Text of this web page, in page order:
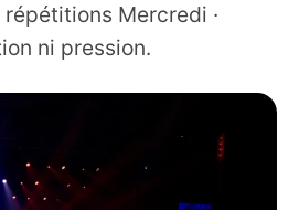
Mercredi ·
ni pression.